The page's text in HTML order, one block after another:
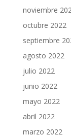
noviembre
octubre 2022
septiembre
agosto 2022
julio 2022
junio 2022
mayo 2022
abril 2022
marzo 2022